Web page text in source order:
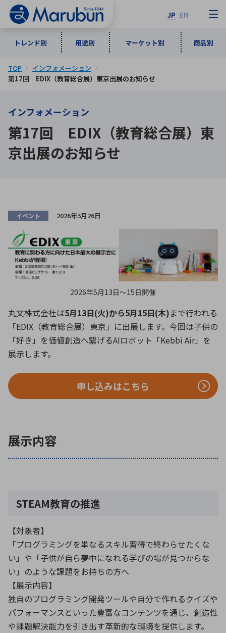
JP EN
トレンド別 用途別 マーケット別 商品別
トレンド別
インダストリアルDXソリューション
5G・Local 5G
ロボティクス（AI）
データセンタ・クラウド
ミリ波レーダー
用途別
通信・ネットワーク
監視・セキュリティ
品質管理・検査
製品製造・加工
マーケット別
自動車 産業
商品別
半導体・電子部品 ソフトウェア
組込コンピュータ
特定用途向け・その他 サービス
メーカ一覧
50音順
あ行 か行 さ行
た行
な行
は行
アルファベット順
E
F
H
I
K
L
N O
Q
R S
T
U
V W
X
Y
検索
TOP
インフォメーション
第17回 EDIX（教育総合展）東京出展のお知らせ
インフォメーション
第17回 EDIX（教育総合展）東
京出展のお知らせ
イベント 2026年3月26日
2026年5月13日〜15日開催
丸文株式会社は5月13日(火)から5月15日(木)まで行われる
「EDIX（教育総合展）東京」に出展します。今回は子供の
「好き」を価値創造へ繋げるAIロボット「Kebbi Air」を
展示します。
申し込みはこちら
展示内容
STEAM教育の推進
【対象者】
「プログラミングを単なるスキル習得で終わらせたくな
い」や「子供が自ら夢中になれる学びの場が見つからな
い」のような課題をお持ちの方へ
【展示内容】
独自のプログラミング開発ツールや自分で作れるクイズや
パフォーマンスといった豊富なコンテンツを通じ、創造性
や課題解決能力を引き出す革新的な環境を提供します。